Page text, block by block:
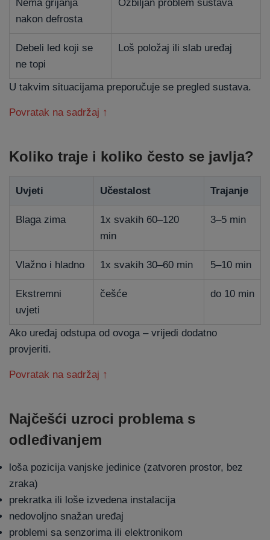
Nema grijanja
nakon defrosta
Ozbiljan problem sustava
Debeli led koji se
ne topi
Loš položaj ili slab uređaj
U takvim situacijama preporučuje se pregled sustava.
Povratak na sadržaj ↑
Koliko traje i koliko često se javlja?
Uvjeti Učestalost Trajanje
Blaga zima
1x svakih 60–120
min
3–5 min
Vlažno i hladno 1x svakih 30–60 min 5–10 min
Ekstremni
uvjeti
češće do 10 min
Ako uređaj odstupa od ovoga – vrijedi dodatno
provjeriti.
Povratak na sadržaj ↑
Najčešći uzroci problema s
odleđivanjem
loša pozicija vanjske jedinice (zatvoren prostor, bez
zraka)
prekratka ili loše izvedena instalacija
nedovoljno snažan uređaj
problemi sa senzorima ili elektronikom